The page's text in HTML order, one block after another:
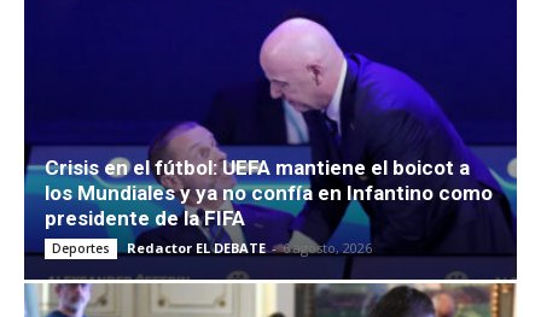
Crisis en el fútbol: UEFA mantiene el boicot a
los Mundiales y ya no confía en Infantino como
presidente de la FIFA
Deportes Redactor EL DEBATE - 6 agosto, 2026